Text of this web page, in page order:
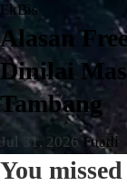
EkBis
Alasan
Dinilai
Tambang
Jul 31, 2026 Fuadi
You missed